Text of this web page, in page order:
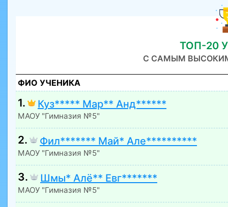
ТОП-20
С САМЫМ
ФИО УЧЕНИКА
1. Куз***** Мар** Анд******
МАОУ "Гимназия №5"
2. Фил******* Май* Але**********
МАОУ "Гимназия №5"
3. Шмы* Алё** Евг*******
МАОУ "Гимназия №5"